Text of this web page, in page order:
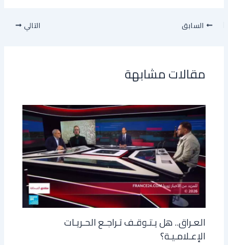
السابق التالي
مقالات مشابهة
العـراق.. هل يـتـوقـف تـراجـع الحـريـات
الإعـلامـيـة؟